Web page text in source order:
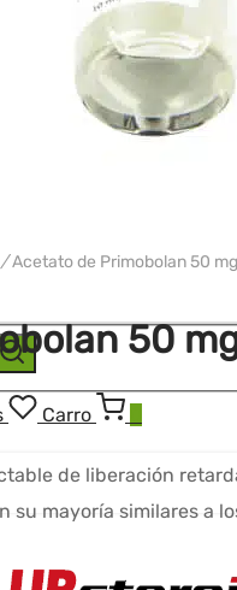
Buscar
Carro
/Acetato de Primobolan 50
50
de liberación
su mayoría similares a